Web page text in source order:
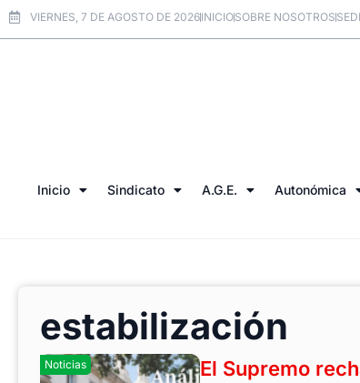
VIERNES, 7 DE AGOSTO DE 2026INICIOSOBRE NOSOTROS
Inicio Sindicato A.G.E. Autonómica
estabilización
Noticias
El Supremo